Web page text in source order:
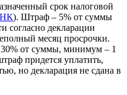
срок налоговой
НК). Штраф – 5% от суммы
согласно декларации
месяц просрочки.
от суммы, минимум – 1
придется уплатить,
но декларация не сдана в